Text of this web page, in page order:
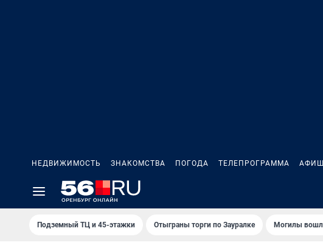
НЕДВИЖИМОСТЬ ЗНАКОМСТВА ПОГОДА ТЕЛЕПРОГРАММА
Подземный ТЦ и 45-этажки Отыграны торги по Зауралке Могилы